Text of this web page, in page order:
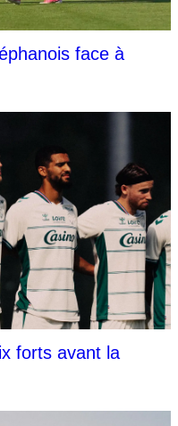
face à
forts avant la